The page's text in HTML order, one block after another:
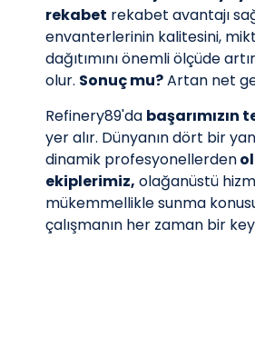
rekabet rekabet avantajı
envanterlerinin kalitesini,
dağıtımını önemli ölçüde
olur. Sonuç mu?Artan net
Refinery89'da başarımızın
yer alır. Dünyanın dört bir
dinamik profesyonellerden
ekiplerimiz, olağanüstü
mükemmellikle sunma
çalışmanın her zaman bir